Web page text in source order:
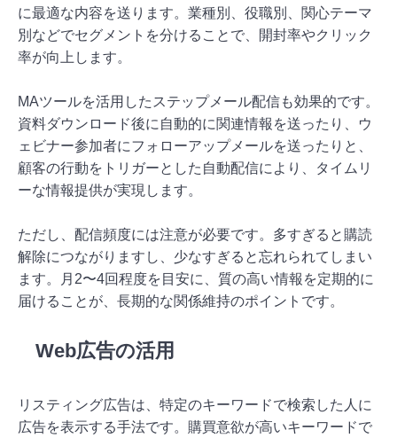
に最適な内容を送ります。業種別、役職別、関心テーマ
別などでセグメントを分けることで、開封率やクリック
率が向上します。
MAツールを活用したステップメール配信も効果的です。
資料ダウンロード後に自動的に関連情報を送ったり、ウ
ェビナー参加者にフォローアップメールを送ったりと、
顧客の行動をトリガーとした自動配信により、タイムリ
ーな情報提供が実現します。
ただし、配信頻度には注意が必要です。多すぎると購読
解除につながりますし、少なすぎると忘れられてしまい
ます。月2〜4回程度を目安に、質の高い情報を定期的に
届けることが、長期的な関係維持のポイントです。
Web広告の活用
リスティング広告は、特定のキーワードで検索した人に
広告を表示する手法です。購買意欲が高いキーワードで